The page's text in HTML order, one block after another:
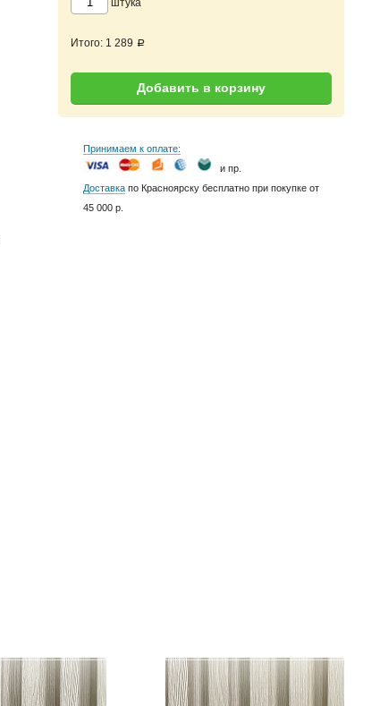
Итого: 1 289 a
Добавить в корзину
Принимаем к оплате:
и пр.
Доставка по Красноярску бесплатно при покупке от
45 000 р.